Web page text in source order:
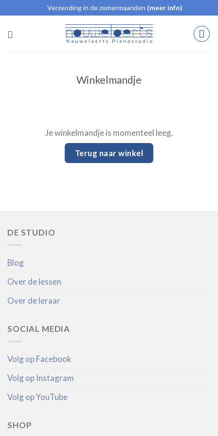
naar
inhoud
Verzending in de zomermaanden (meer info)
Winkelmandje
Je winkelmandje is momenteel leeg.
Terug naar winkel
DE STUDIO
Blog
Over de lessen
Over de leraar
SOCIAL MEDIA
Volg op Facebook
Volg op Instagram
Volg op YouTube
SHOP